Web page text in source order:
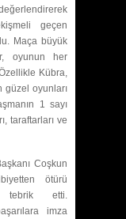
geçen
Maça büyük
oyunun her
Kübra,
güzel oyunları
1 sayı
taraftarları ve
Coşkun
ötürü
tebrik etti.
imza